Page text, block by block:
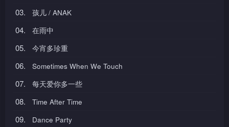
03. 孩儿 / ANAK
04. 在雨中
05. 今宵多珍重
06. Sometimes When We Touch
07. 每天爱你多一些
08. Time After Time
09.
Dance Party